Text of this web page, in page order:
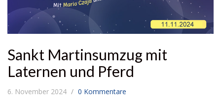
Sankt Martinsumzug mit
Laternen und Pferd
6. November 2024 0 Kommentare